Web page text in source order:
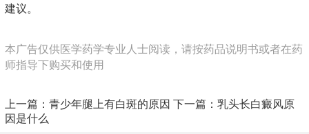
建议。
本广告仅供医学药学专业人士阅读，请按药品说明书或者在药
师指导下购买和使用
上一篇： 青少年腿上有白斑的原因 下一篇： 乳头长白癜风原
因是什么